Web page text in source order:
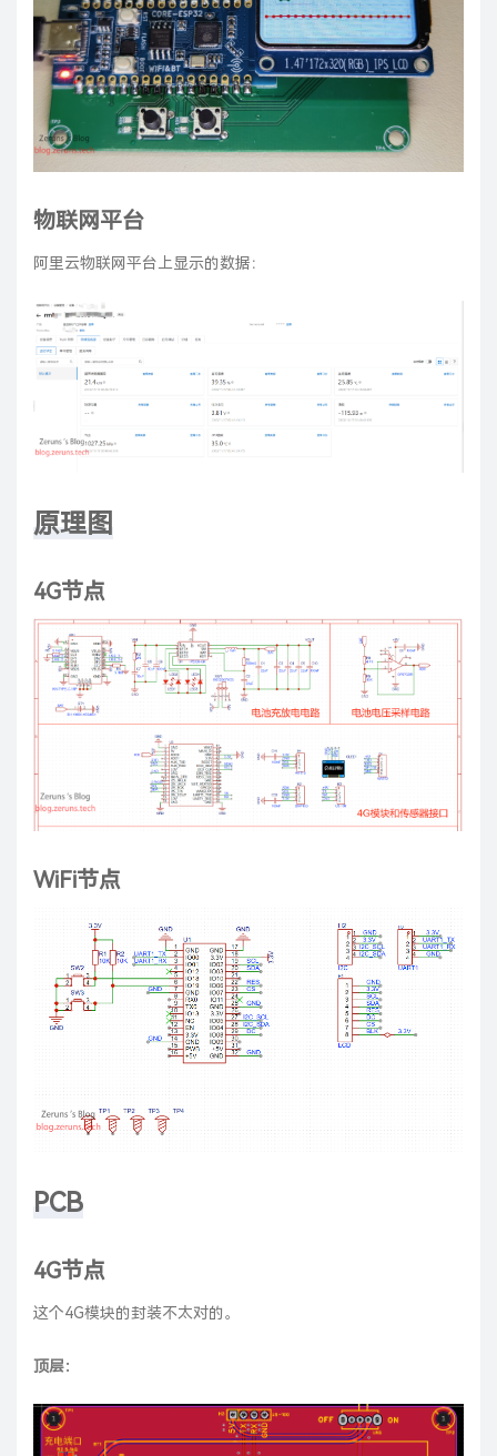
物联网平台
阿里云物联网平台上显示的数据：
原理图
4G节点
WiFi节点
PCB
4G节点
这个4G模块的封装不太对的。
顶层：